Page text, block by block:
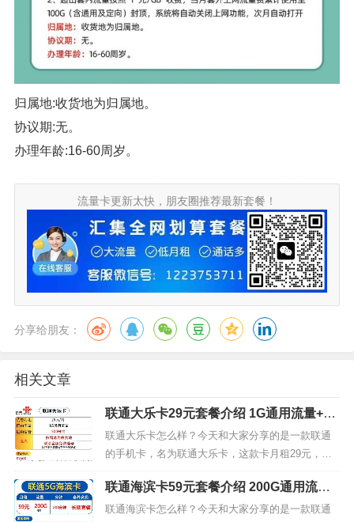
归属地:收货地为归属地。
协议期:无。
办理年龄:16-60周岁。
流量卡更新太快，朋友圈推荐最新套餐！
分享给朋友：
相关文章
联通大乐卡29元套餐介绍 1G通用流量+50
0分钟通话
联通大乐卡怎么样？今天和大家分享的是一款联通
的手机卡，名为联通大乐卡，这款卡月租29元，包
含1G通用流量，无定向流量，500分钟通话。我们
来看下联通大乐卡29元套餐的详细介绍。联通大乐
卡套餐内容套餐内：月租29元，1G通用流量，500
联通海滨卡59元套餐介绍 200G通用流量+
200分钟通话
联通海滨卡怎么样？今天和大家分享的是一款联通